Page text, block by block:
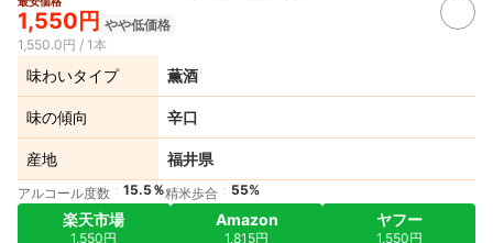
1,550円 やや低価格
1,550.0円 / 1本
味わいタイプ 薫酒
味の傾向 辛口
産地 福井県
アルコール度数 15.5％精米歩合 55%
楽天市場
1,550円
Amazon
1,815円
ヤフー
1,550円